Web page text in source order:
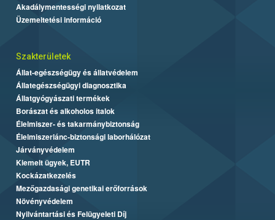
Akadálymentességi nyilatkozat
Üzemeltetési információ
Szakterületek
Állat-egészségügy és állatvédelem
Állategészségügyi diagnosztika
Állatgyógyászati termékek
Borászat és alkoholos italok
Élelmiszer- és takarmánybiztonság
Élelmiszerlánc-biztonsági laborhálózat
Járványvédelem
Kiemelt ügyek, EUTR
Kockázatkezelés
Mezőgazdasági genetikai erőforrások
Növényvédelem
Nyilvántartási és Felügyeleti Díj